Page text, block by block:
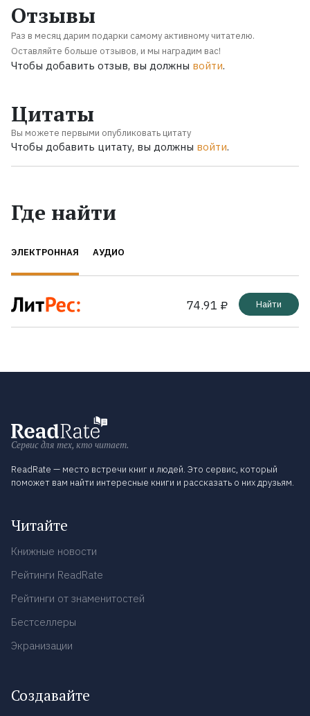
Отзывы
Раз в месяц дарим подарки самому активному читателю.
Оставляйте больше отзывов, и мы наградим вас!
Чтобы добавить отзыв, вы должны войти.
Цитаты
Вы можете первыми опубликовать цитату
Чтобы добавить цитату, вы должны войти.
Где найти
ЭЛЕКТРОННАЯ АУДИО
74.91 ₽ Найти
Сервис для тех, кто читает.
ReadRate — место встречи книг и людей. Это сервис, который
поможет вам найти интересные книги и рассказать о них друзьям.
Читайте
Книжные новости
Рейтинги ReadRate
Рейтинги от знаменитостей
Бестселлеры
Экранизации
Создавайте